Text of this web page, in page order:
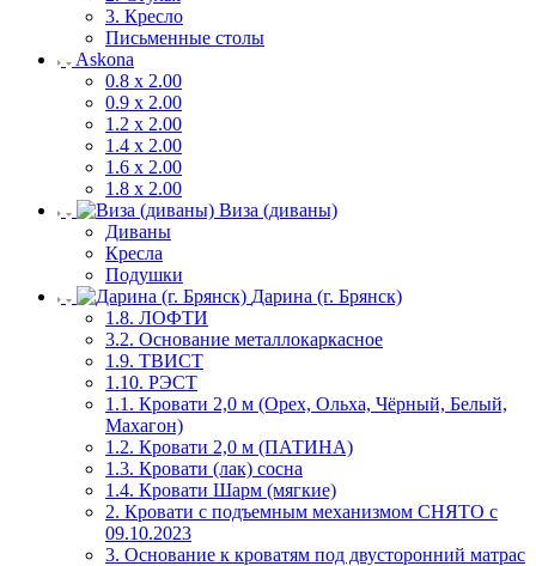
3. Кресло
Письменные столы
Askona
0.8 х 2.00
0.9 х 2.00
1.2 х 2.00
1.4 х 2.00
1.6 х 2.00
1.8 х 2.00
Виза (диваны)
Диваны
Кресла
Подушки
Дарина (г. Брянск)
1.8. ЛОФТИ
3.2. Основание металлокаркасное
1.9. ТВИСТ
1.10. РЭСТ
1.1. Кровати 2,0 м (Орех, Ольха, Чёрный, Белый,
Махагон)
1.2. Кровати 2,0 м (ПАТИНА)
1.3. Кровати (лак) сосна
1.4. Кровати Шарм (мягкие)
2. Кровати с подъемным механизмом СНЯТО с
09.10.2023
3. Основание к кроватям под двусторонний матрас